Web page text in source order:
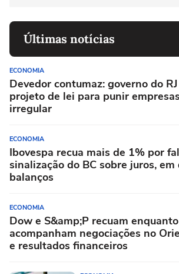
Últimas notícias
ECONOMIA
Devedor contumaz: governo do
projeto de lei para punir
irregular
ECONOMIA
Ibovespa recua mais de 1% por
sinalização do BC sobre juros,
balanços
ECONOMIA
Dow e S&amp;P recuam
acompanham negociações no
e resultados financeiros